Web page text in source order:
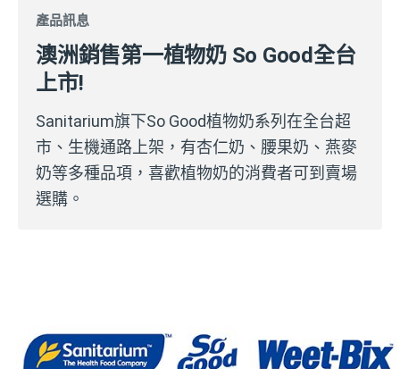
產品訊息
澳洲銷售第一植物奶 So Good全台
上市!
Sanitarium旗下So Good植物奶系列在全台超
市、生機通路上架，有杏仁奶、腰果奶、燕麥
奶等多種品項，喜歡植物奶的消費者可到賣場
選購。